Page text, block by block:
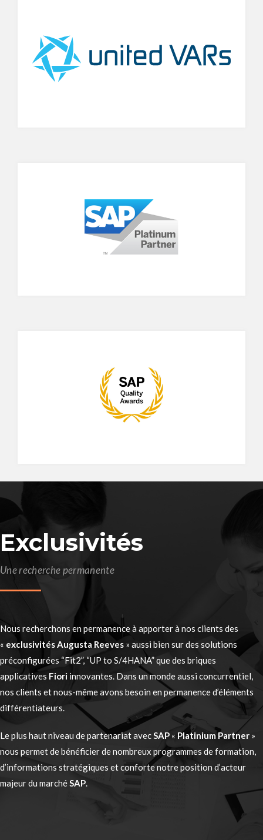
Exclusivités
Une recherche permanente
Nous recherchons en permanence à apporter à nos clients des
« exclusivités Augusta Reeves » aussi bien sur des solutions
préconfigurées “Fit2”, “UP to S/4HANA” que des briques
applicatives Fiori innovantes. Dans un monde aussi concurrentiel,
nos clients et nous-même avons besoin en permanence d’éléments
différentiateurs.
Le plus haut niveau de partenariat avecSAP « Platinium Partner »
nous permet de bénéficier de nombreux programmes de formation,
d’informations stratégiques et conforte notre position d’acteur
majeur du marchéSAP.